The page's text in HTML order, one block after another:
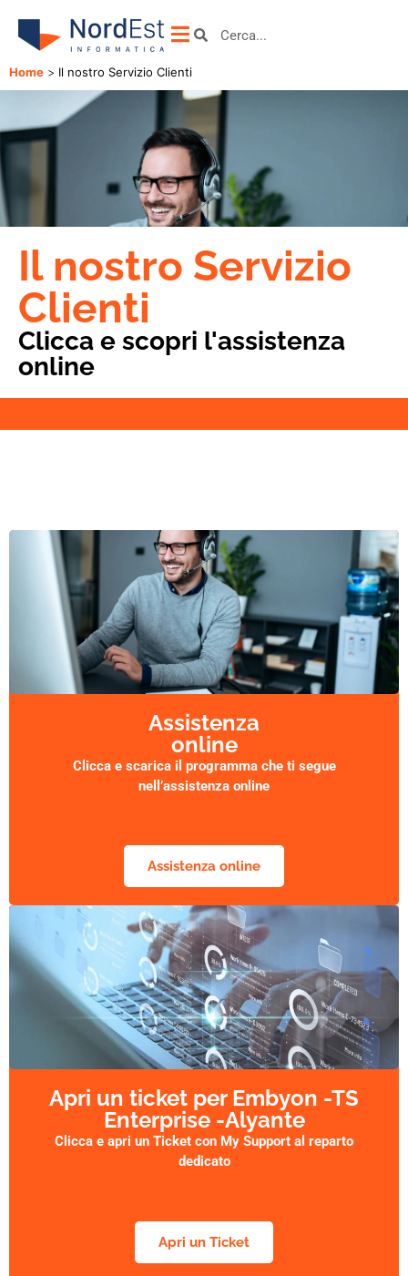
Home > Il nostro Servizio Clienti
Il nostro Servizio
Clienti
Clicca e scopri l'assistenza
online
Assistenza
online
Clicca e scarica il programma che ti segue
nell’assistenza online
Assistenza online
Apri un ticket per Embyon -TS
Enterprise -Alyante
Clicca e apri un Ticket con My Support al reparto
dedicato
Apri un Ticket